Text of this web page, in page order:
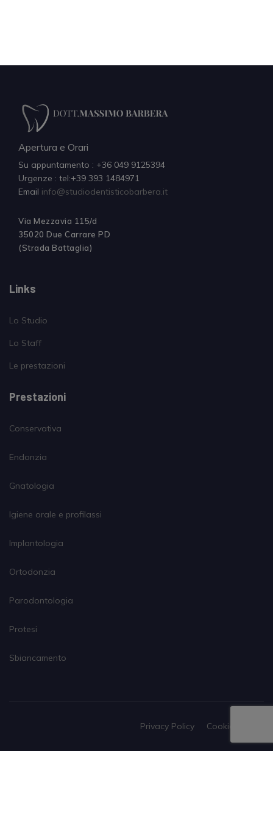
Apertura e Orari
Su appuntamento : +36 049 9125394
Urgenze : tel:+39 393 1484971
Email info@studiodentisticobarbera.it
Via Mezzavia 115/d
35020 Due Carrare PD
(Strada Battaglia)
Links
Lo Studio
Lo Staff
Le prestazioni
Prestazioni
Conservativa
Endonzia
Gnatologia
Igiene orale e profilassi
Implantologia
Ortodonzia
Parodontologia
Protesi
Sbiancamento
Privacy Policy Cookies Policy